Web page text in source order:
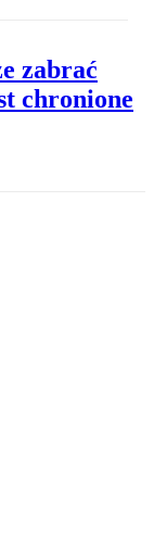
zabrać
chronione